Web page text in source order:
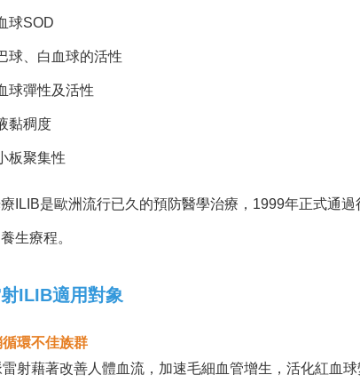
球SOD
球、白血球的活性
球彈性及活性
黏稠度
板聚集性
ILIB是歐洲流行已久的預防醫學治療，1999年正式通
生療程。
ILIB適用對象
循環不佳族群
雷射藉著改善人體血流，加速毛細血管增生，活化紅血